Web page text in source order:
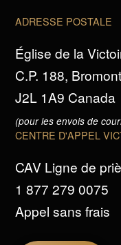
ADRESSE POSTALE
Église de la
C.P. 188,
J2L 1A9 Canada
(pour les envois de
CENTRE D'APPEL
CAV Ligne de
1 877 279 0075
Appel sans frais